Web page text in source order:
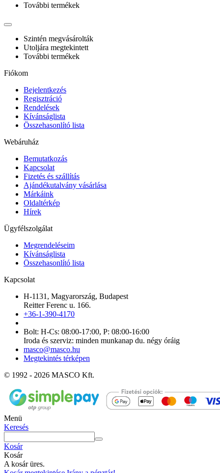
További termékek
Szintén megvásárolták
Utoljára megtekintett
További termékek
Fiókom
Bejelentkezés
Regisztráció
Rendelések
Kívánságlista
Összehasonlító lista
Webáruház
Bemutatkozás
Kapcsolat
Fizetés és szállítás
Ajándékutalvány vásárlása
Márkáink
Oldaltérkép
Hírek
Ügyfélszolgálat
Megrendeléseim
Kívánságlista
Összehasonlító lista
Kapcsolat
H-1131, Magyarország, Budapest
Reitter Ferenc u. 166.
+36-1-390-4170
Bolt: H-Cs: 08:00-17:00, P: 08:00-16:00
Iroda és szerviz: minden munkanap du. négy óráig
masco@masco.hu
Megtekintés térképen
© 1992 - 2026 MASCO Kft.
Menü
Keresés
Kosár
Kosár
A kosár üres.